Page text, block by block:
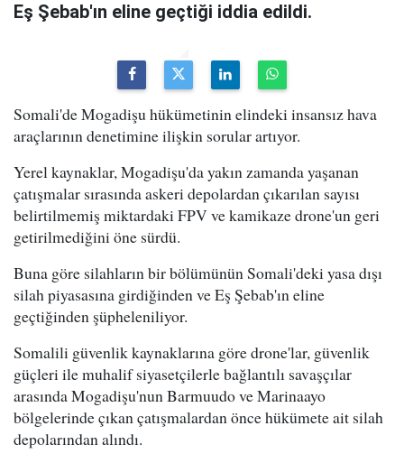
Eş Şebab'ın eline geçtiği iddia edildi.
Somali'de Mogadişu hükümetinin elindeki insansız hava
araçlarının denetimine ilişkin sorular artıyor.
Yerel kaynaklar, Mogadişu'da yakın zamanda yaşanan
çatışmalar sırasında askeri depolardan çıkarılan sayısı
belirtilmemiş miktardaki FPV ve kamikaze drone'un geri
getirilmediğini öne sürdü.
Buna göre silahların bir bölümünün Somali'deki yasa dışı
silah piyasasına girdiğinden ve Eş Şebab'ın eline
geçtiğinden şüpheleniliyor.
Somalili güvenlik kaynaklarına göre drone'lar, güvenlik
güçleri ile muhalif siyasetçilerle bağlantılı savaşçılar
arasında Mogadişu'nun Barmuudo ve Marinaayo
bölgelerinde çıkan çatışmalardan önce hükümete ait silah
depolarından alındı.